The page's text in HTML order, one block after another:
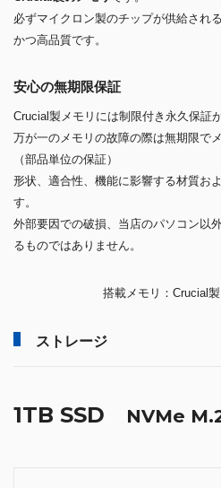
必ずマイクロン製のチップが供給され
かつ高品質です。
安心の無期限保証
Crucial製メモリには制限付き永久保証
万が一のメモリの故障の際は無期限で
（部品単位の保証）
形状、適合性、機能に影響する材質お
す。
外部要因での破損、当店のパソコン以
るものではありません。
搭載メモリ：Crucial
ストレージ
1TB SSD NVMe